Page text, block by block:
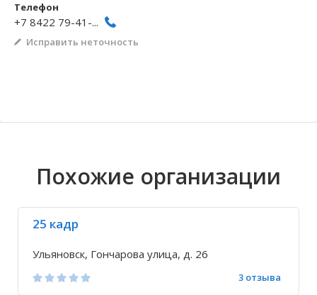
Волгоградская область
Кировоградская область
Восточно-Казахстанская область
Архангельское
Телефон
+7 8422 79-41-...
Исправить неточность
Похожие организации
25 кадр
Ульяновск, Гончарова улица, д. 26
3 отзыва